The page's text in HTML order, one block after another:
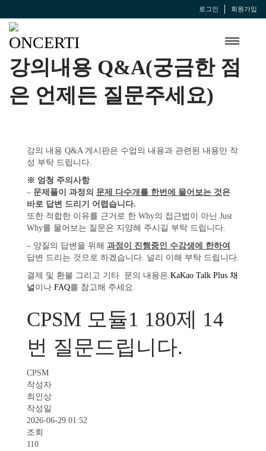
로그인 회원가입
강의내용 Q&A(궁금한 점
은 언제든 질문주세요)
강의 내용 Q&A 게시판은 수업의 내용과 관련된 내용만 작
성 부탁 드립니다.
※ 엄청 주의사항
– 문제풀이 과정의 문제 다수개를 한번에 물어보는 것은
바로 답변 드리기 어렵습니다.
또한 적합한 이유를 근거로 한 Why의 접근법이 아닌 Just
Why를 물어보는 질문은 지양해 주시길 부탁 드립니다.
– 양질의 답변을 위해 과정이 진행중인 수강생에 한하여
답변 드리는 것으로 하겠습니다. 널리 이해 부탁 드립니다.
결제 및 환불 그리고 기타 문의 내용은 KaKao Talk Plus 채
널 이나 FAQ를 참고해 주세요.
CPSM 모듈1 180제 14
번 질문드립니다.
CPSM
작성자
최인상
작성일
2026-06-29 01:52
조회
110